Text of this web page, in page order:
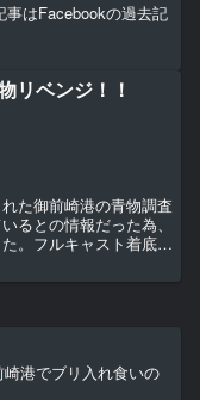
はFacebookの過去記
ベンジ！！
た御前崎港の青物調査
るとの情報だった為、
。フルキャスト着底か
港でブリ入れ食いの